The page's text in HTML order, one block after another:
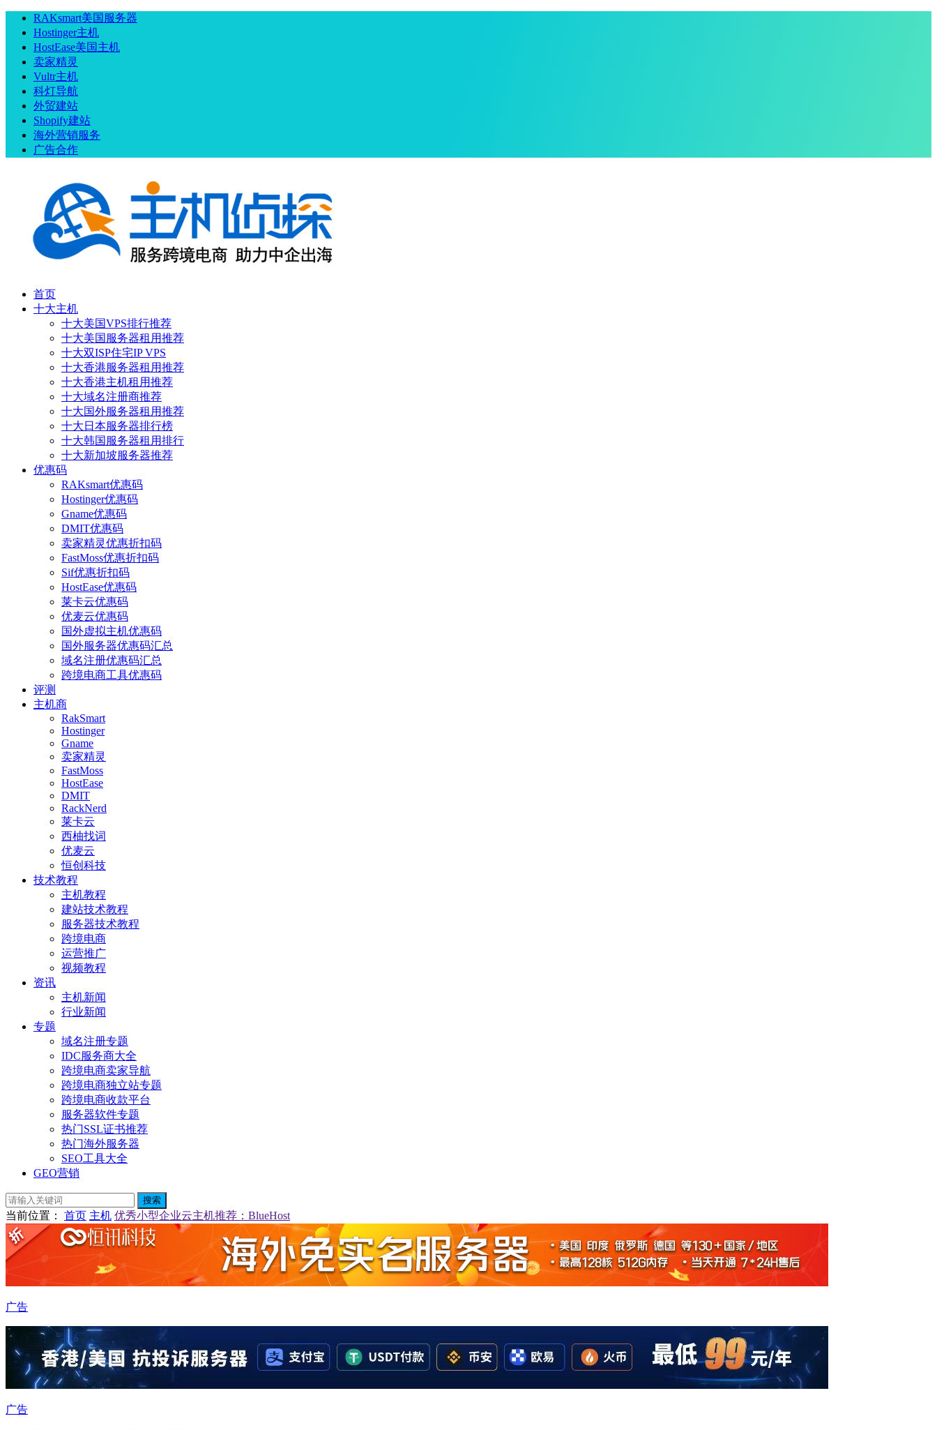
RAKsmart美国服务器
Hostinger主机
HostEase美国主机
卖家精灵
Vultr主机
科灯导航
外贸建站
Shopify建站
海外营销服务
广告合作
首页
十大主机
十大美国VPS排行推荐
十大美国服务器租用推荐
十大双ISP住宅IP VPS
十大香港服务器租用推荐
十大香港主机租用推荐
十大域名注册商推荐
十大国外服务器租用推荐
十大日本服务器排行榜
十大韩国服务器租用排行
十大新加坡服务器推荐
优惠码
RAKsmart优惠码
Hostinger优惠码
Gname优惠码
DMIT优惠码
卖家精灵优惠折扣码
FastMoss优惠折扣码
Sif优惠折扣码
HostEase优惠码
莱卡云优惠码
优麦云优惠码
国外虚拟主机优惠码
国外服务器优惠码汇总
域名注册优惠码汇总
跨境电商工具优惠码
评测
主机商
RakSmart
Hostinger
Gname
卖家精灵
FastMoss
HostEase
DMIT
RackNerd
莱卡云
西柚找词
优麦云
恒创科技
技术教程
主机教程
建站技术教程
服务器技术教程
跨境电商
运营推广
视频教程
资讯
主机新闻
行业新闻
专题
域名注册专题
IDC服务商大全
跨境电商卖家导航
跨境电商独立站专题
跨境电商收款平台
服务器软件专题
热门SSL证书推荐
热门海外服务器
SEO工具大全
GEO营销
搜索
当前位置 ： 首页 主机 优秀小型企业云主机推荐：BlueHost
广告
广告